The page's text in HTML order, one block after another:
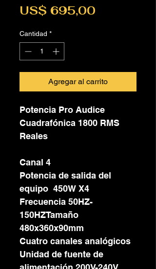
US$ 695,00
Cantidad *
Agregar al carrito
Potencia Pro Audice
Cuadrafónica 1800 RMS
Reales
Canal 4
Potencia de salida del
equipo 450W X4
Frecuencia 50HZ-
150HZTamaño
480x360x90mm
Cuatro canales analógicos
Unidad de fuente de